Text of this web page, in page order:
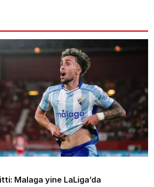
Malaga yine LaLiga’da